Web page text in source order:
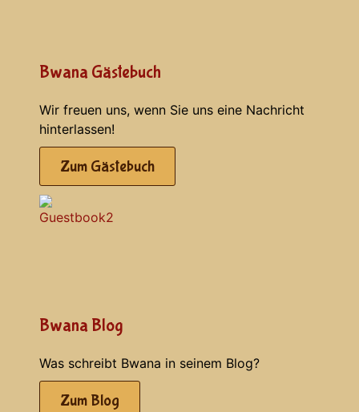
Bwana Gästebuch
Wir freuen uns, wenn Sie uns eine Nachricht
hinterlassen!
Zum Gästebuch
Bwana Blog
Was schreibt Bwana in seinem Blog?
Zum Blog